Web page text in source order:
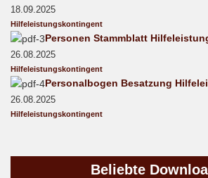
18.09.2025
Hilfeleistungskontingent
Personen Stammblatt
26.08.2025
Hilfeleistungskontingent
Personalbogen Besatzung
26.08.2025
Hilfeleistungskontingent
Beliebte